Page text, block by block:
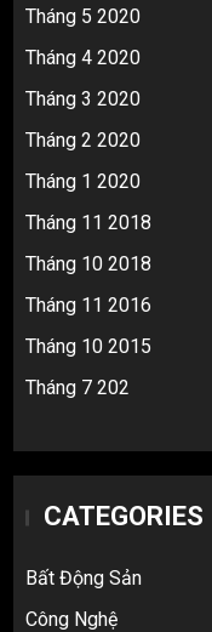
Tháng 5 2020
Tháng 4 2020
Tháng 3 2020
Tháng 2 2020
Tháng 1 2020
Tháng 11 2018
Tháng 10 2018
Tháng 11 2016
Tháng 10 2015
Tháng 7 202
CATEGORIES
Bất Động Sản
Công Nghệ